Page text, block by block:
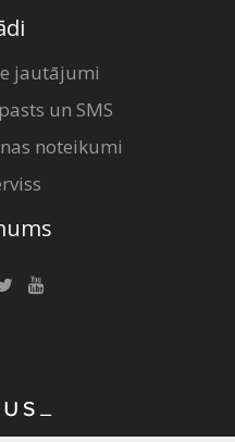
jautājumi
un SMS
noteikumi